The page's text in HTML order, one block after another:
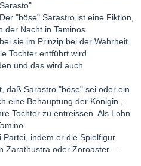
"böse" Sarastro ist eine Fiktion,
der Nacht in Taminos
sie im Prinzip bei der Wahrheit
Tochter entführt wird
und das wird auch
daß Sarastro "böse" sei oder ein
eine Behauptung der Königin ,
Tochter zu entreissen. Als Lohn
indem er die Spielfigur
Zarathustra oder Zoroaster.....